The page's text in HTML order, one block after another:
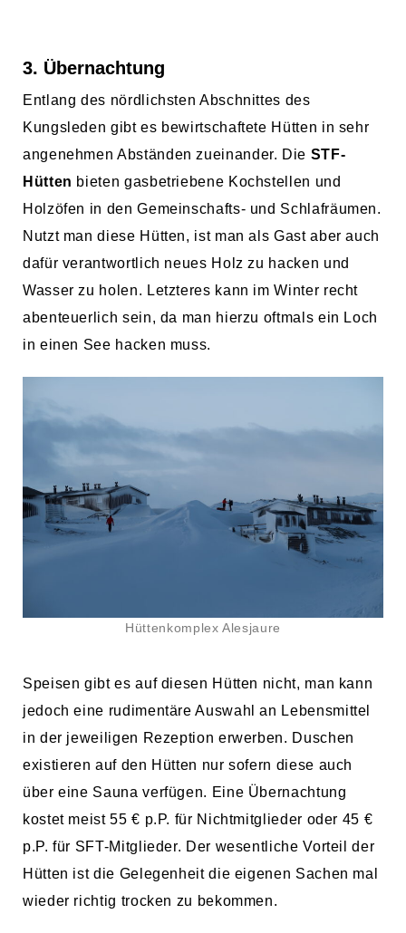
3. Übernachtung
Entlang des nördlichsten Abschnittes des
Kungsleden gibt es bewirtschaftete Hütten in sehr
angenehmen Abständen zueinander. Die STF-
Hütten bieten gasbetriebene Kochstellen und
Holzöfen in den Gemeinschafts- und Schlafräumen.
Nutzt man diese Hütten, ist man als Gast aber auch
dafür verantwortlich neues Holz zu hacken und
Wasser zu holen. Letzteres kann im Winter recht
abenteuerlich sein, da man hierzu oftmals ein Loch
in einen See hacken muss.
Hüttenkomplex Alesjaure
Speisen gibt es auf diesen Hütten nicht, man kann
jedoch eine rudimentäre Auswahl an Lebensmittel
in der jeweiligen Rezeption erwerben. Duschen
existieren auf den Hütten nur sofern diese auch
über eine Sauna verfügen. Eine Übernachtung
kostet meist 55 € p.P. für Nichtmitglieder oder 45 €
p.P. für SFT-Mitglieder. Der wesentliche Vorteil der
Hütten ist die Gelegenheit die eigenen Sachen mal
wieder richtig trocken zu bekommen.